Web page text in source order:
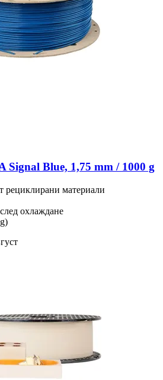
Signal Blue, 1,75 mm / 1000 g
рециклирани материали
охлаждане